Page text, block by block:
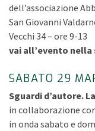
dell’associazione
San Giovanni
Vecchi 34 – ore 9-13
vai all’evento nella
SABATO 29
Sguardi d’autore.
in collaborazione
in onda sabato e